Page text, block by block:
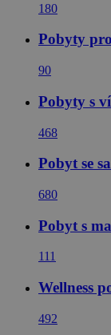
180
Pobyty
90
Pobyty s
468
Pobyt se
680
Pobyt s
111
Wellness
492